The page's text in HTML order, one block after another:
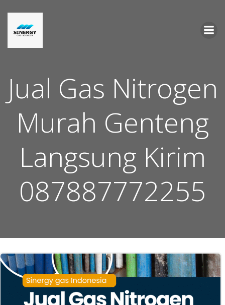
Jual Gas Nitrogen
Murah Genteng
Langsung Kirim
087887772255